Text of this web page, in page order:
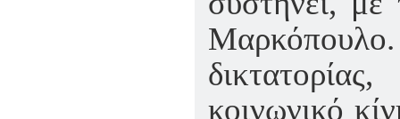
Μαρκόπουλο.
κοινωνικό